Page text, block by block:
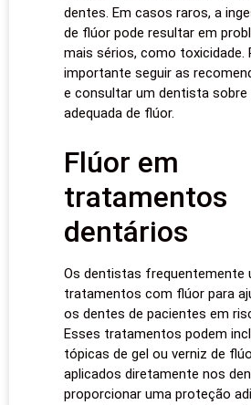
dentes. Em casos raros, a
de flúor pode resultar em
mais sérios, como toxicidade.
importante seguir as
e consultar um dentista sobre
adequada de flúor.
Flúor em
tratamentos
dentários
Os dentistas frequentemente
tratamentos com flúor para
os dentes de pacientes em
Esses tratamentos podem
tópicas de gel ou verniz de
aplicados diretamente nos
proporcionar uma proteção